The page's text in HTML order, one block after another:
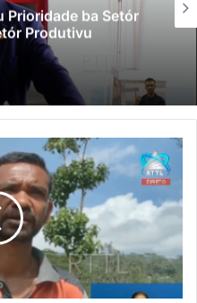
Prioridade ba Setór
Produtivu